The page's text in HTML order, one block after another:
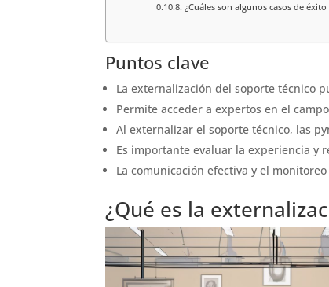
¿Cuáles son algunos casos de
Puntos clave
La externalización del soporte técnico
Permite acceder a expertos en el
Al externalizar el soporte técnico, las
Es importante evaluar la experiencia y
La comunicación efectiva y el
¿Qué es la